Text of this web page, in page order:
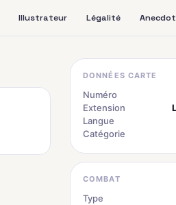
Illustrateur Légalité
DONNÉES CARTE
Numéro
Extension
Langue
Catégorie
COMBAT
Type